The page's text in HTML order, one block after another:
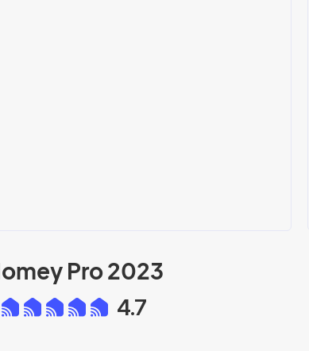
Pro 2023
4.7